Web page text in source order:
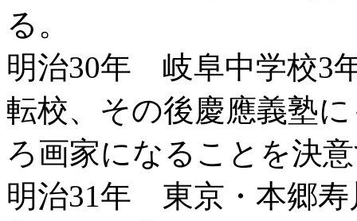
る。
明治30年 岐阜中学校3
転校、その後慶應義塾
ろ画家になることを決
明治31年 東京・本郷寿